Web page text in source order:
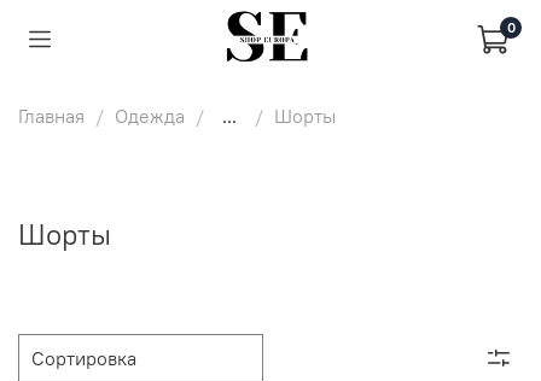
0
Главная Одежда ... Шорты
Шорты